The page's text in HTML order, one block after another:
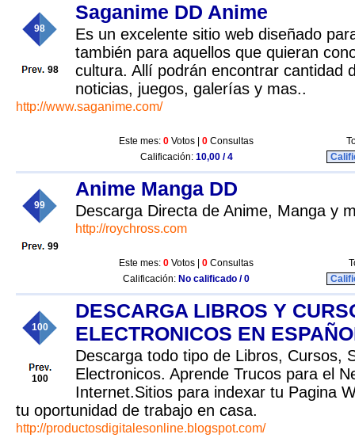
98
98
Saganime DD Anime
Es un excelente sitio web diseñado
también para aquellos que quieran
cultura. Allí podrán encontrar cantidad
noticias, juegos, galerías y mas..
http://www.saganime.com/
Este mes: 0 Votos | 0 Consultas
Calificación: 10,00 / 4
99
99
Anime Manga DD
Descarga Directa de Anime, Manga y
http://roychross.com
Este mes: 0 Votos | 0 Consultas
Calificación: No calificado / 0
100
100
DESCARGA LIBROS Y
ELECTRONICOS EN
Descarga todo tipo de Libros, Cursos,
Electronicos. Aprende Trucos para el
Internet.Sitios para indexar tu Pagina
tu oportunidad de trabajo en casa.
http://productosdigitalesonline.blogspot.com/